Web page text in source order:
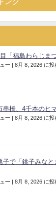
「福島わらじま
ー | 8月 8, 2026 に投
串橋、4千本のヒ
ー | 8月 8, 2026 に投
子で「銚子みなと
ー | 8月 8, 2026 に投